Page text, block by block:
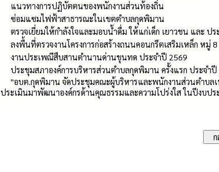
แนวทางการปฏิบัตตนของพนักงานส่วนท้องถิ่น
ซ่อมแซมไฟฟ้าสาธารณะในเขตตำบลกุดพิมาน
ตรวจเยี่ยมให้กำลังใจและมอบน้ำดื่ม ให้แก่เด็ก เยาวชน และ ป
ลงพื้นที่ตรวจงานโครงการก่อสร้างถนนคอนกรีตเสริมเหล็ก ห
งานประเพณีสืบสานตำนานด่านขุนทด ประจำปี 2569
ประชุมสภาองค์การบริหารส่วนตำบลกุดพิมาน ครั้งแรก ประจำ
"อบต.กุดพิมาน จัดประชุมคณะผู้บริหารและพนักงานส่วนตำบลเ
ประเมินมาพัฒนาองค์กรด้านคุณธรรมและความโปร่งใส ในปีงบป